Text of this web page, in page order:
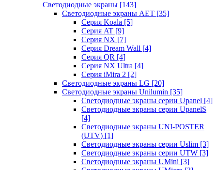
Светодиодные экраны [143]
Светодиодные экраны AET [35]
Cерия Koala [5]
Серия AT [9]
Серия NX [7]
Серия Dream Wall [4]
Серия QR [4]
Серия NX Ultra [4]
Серия iMira 2 [2]
Светодиодные экраны LG [20]
Светодиодные экраны Unilumin [35]
Светодиодные экраны серии Upanel [4]
Светодиодные экраны серии UpanelS
[4]
Светодиодные экраны UNI-POSTER
(UTV) [1]
Светодиодные экраны серии Uslim [3]
Светодиодные экраны серии UTW [3]
Светодиодные экраны UMini [3]